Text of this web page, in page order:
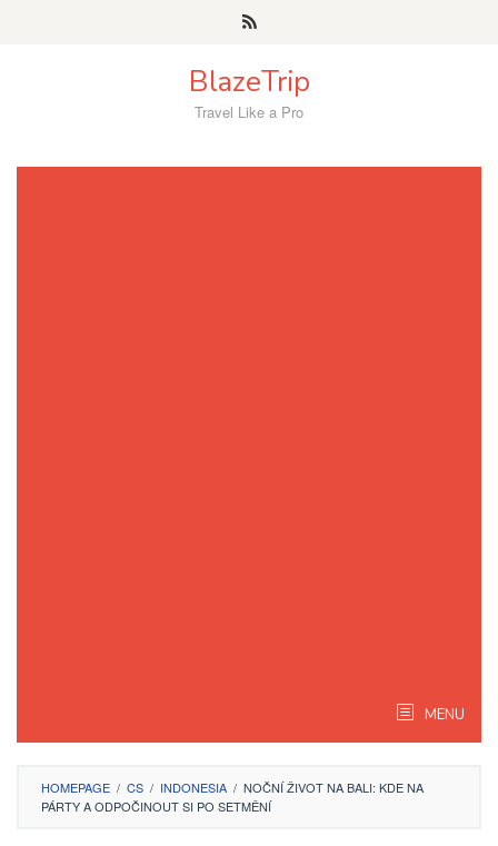
BlazeTrip
Travel Like a Pro
MENU
HOMEPAGE / CS / INDONESIA / NOČNÍ ŽIVOT NA BALI: KDE NA
PÁRTY A ODPOČINOUT SI PO SETMĚNÍ